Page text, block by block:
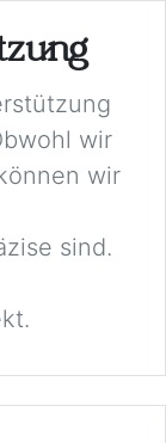
wir
wir
sind.